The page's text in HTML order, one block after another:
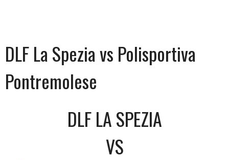
DLF La Spezia vs Polisportiva
Pontremolese
DLF LA SPEZIA
VS